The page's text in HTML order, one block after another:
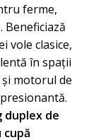
ferme,
vole clasice,
în spații
motorul de
duplex de
cupă